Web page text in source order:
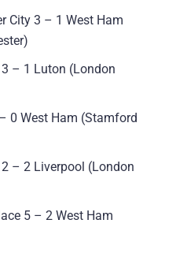
City 3 – 1 West Ham
– 1 Luton (London
0 West Ham (Stamford
– 2 Liverpool (London
5 – 2 West Ham